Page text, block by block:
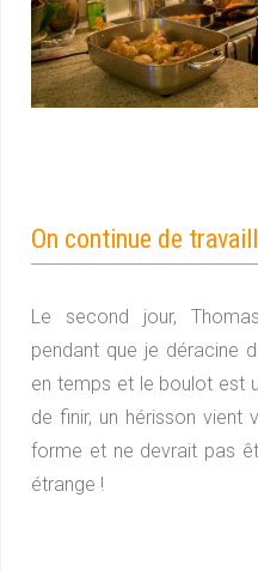
On continue de
Le second jour,
pendant que je déracine
en temps et le boulot est
de finir, un hérisson vient
forme et ne devrait pas
étrange !